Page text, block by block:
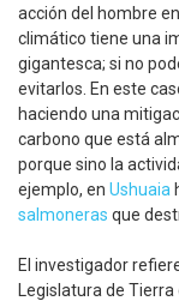
acción del hombre
climático tiene una
gigantesca; si no
evitarlos. En este
haciendo una
carbono que está
porque sino la
ejemplo, en Ushuaia
salmoneras que
El investigador
Legislatura de